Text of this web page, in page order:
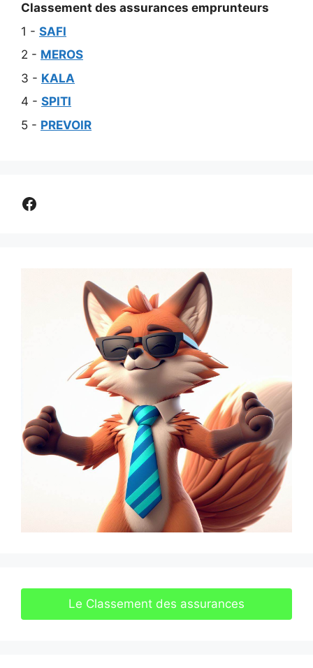
Classement des assurances emprunteurs
1 - SAFI
2 - MEROS
3 - KALA
4 - SPITI
5 - PREVOIR
Comparer assurance
Le Classement des assurances